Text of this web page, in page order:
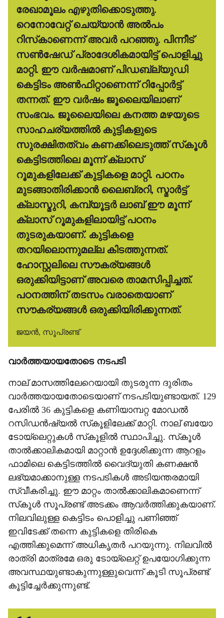
രേഖാമൂലം എഴുതിക്കൊടുത്തു.
റെനോവേറ്റ് ചെയ്യാന്‍ അല്‍പം
റിസ്‌കാണെന്ന് അവര്‍ പറഞ്ഞു. പിന്നീട്
സണ്‍ഷേഡ് പ്രാദേശികമായിട്ട് പൊളിച്ചു
മാറ്റി. ഈ വര്‍ഷമാണ് പിഡബ്ല്യുഡി
കെട്ടിടം അണ്‍ഫിറ്റാണെന്ന് റിപ്പോര്‍ട്ട്
തന്നത്. ഈ വര്‍ഷം ജൂലൈയിലാണ്
സംഭവം. ജൂലൈയിലെ കനത്ത മഴയുടെ
സാഹചര്യത്തില്‍ കുട്ടികളുടെ
സുരക്ഷിതത്വം കണക്കിലെടുത്ത് സ്‌കൂള്‍
കെട്ടിടത്തിലെ മൂന്ന് ക്ലാസ്
റൂമുകളിലേക്ക് കുട്ടികളെ മാറ്റി. പഠനം
മുടങ്ങാതിരിക്കാന്‍ ലൈബ്രറി, സ്മാര്‍ട്ട്
ക്ലാസ്മുറി, കമ്പ്യൂട്ടര്‍ ലാബ് ഈ മൂന്ന്
ക്ലാസ് റൂമുകളിലായിട്ട് പഠനം
തുടരുകയാണ്. കുട്ടികളെ
തറയിലൊന്നുമല്ല കിടത്തുന്നത്.
ഹോസ്റ്റലിലെ സൗകര്യങ്ങള്‍
ഒരുക്കിയിട്ടാണ് അവരെ താമസിപ്പിച്ചത്.
പഠനത്തിന് തടസം വരാതെയാണ്
സൗകര്യങ്ങള്‍ ഒരുക്കിയിരിക്കുന്നത്.
ജയന്‍, സൂപ്രണ്ട്
വാര്‍ത്തയായതോടെ നടപടി
നാല് മാസത്തിലേറെയായി തുടരുന്ന ദുരിതം
വാര്‍ത്തയായതോടെയാണ് നടപടിയുണ്ടായത്. 129
പേരില്‍ 36 കുട്ടികളെ കണിയാമ്പറ്റ മോഡല്‍
റസിഡന്‍ഷ്യല്‍ സ്‌കൂളിലേക്ക് മാറ്റി. നാല് ബയോ
ടോയ്‌ലെറ്റുകള്‍ സ്‌കൂളില്‍ സ്ഥാപിച്ചു. സ്‌കൂള്‍
താല്‍ക്കാലികമായി മാറ്റാന്‍ ഉദ്ദേശിക്കുന്ന ആറളം
ഫാമിലെ കെട്ടിടത്തില്‍ വൈദ്യുതി കണക്ഷന്‍
ലഭ്യമാക്കാനുള്ള നടപടികള്‍ അടിയന്തരമായി
സ്വീകരിച്ചു. ഈ മാറ്റം താല്‍ക്കാലികമാണെന്ന്
സ്‌കൂള്‍ സൂപ്രണ്ട് അടക്കം ആവര്‍ത്തിക്കുകയാണ്.
നിലവിലുള്ള കെട്ടിടം പൊളിച്ചു പണിഞ്ഞ്
ഇവിടേക്ക് തന്നെ കുട്ടികളെ തിരികെ
എത്തിക്കുമെന്ന് അധികൃതര്‍ പറയുന്നു. നിലവില്‍
രാത്രി മാത്രമേ ഒരു ടോയ്‌ലെറ്റ് ഉപയോഗിക്കുന്ന
അവസ്ഥയുണ്ടാകുന്നുള്ളുവെന്ന് കൂടി സൂപ്രണ്ട്
കൂട്ടിച്ചേര്‍ക്കുന്നുണ്ട്.